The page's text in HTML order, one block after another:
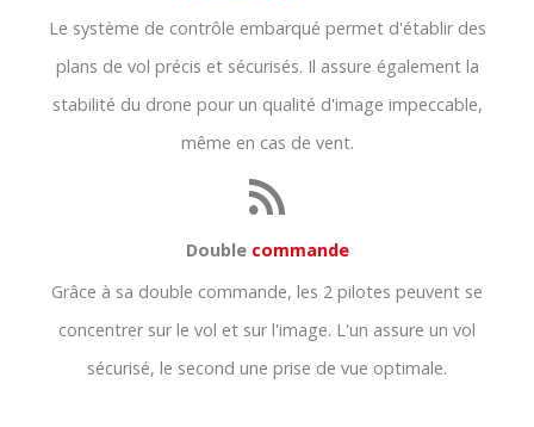
Le système de contrôle embarqué permet d'établir des
plans de vol précis et sécurisés. Il assure également la
stabilité du drone pour un qualité d'image impeccable,
même en cas de vent.
Double commande
Grâce à sa double commande, les 2 pilotes peuvent se
concentrer sur le vol et sur l'image. L'un assure un vol
sécurisé, le second une prise de vue optimale.